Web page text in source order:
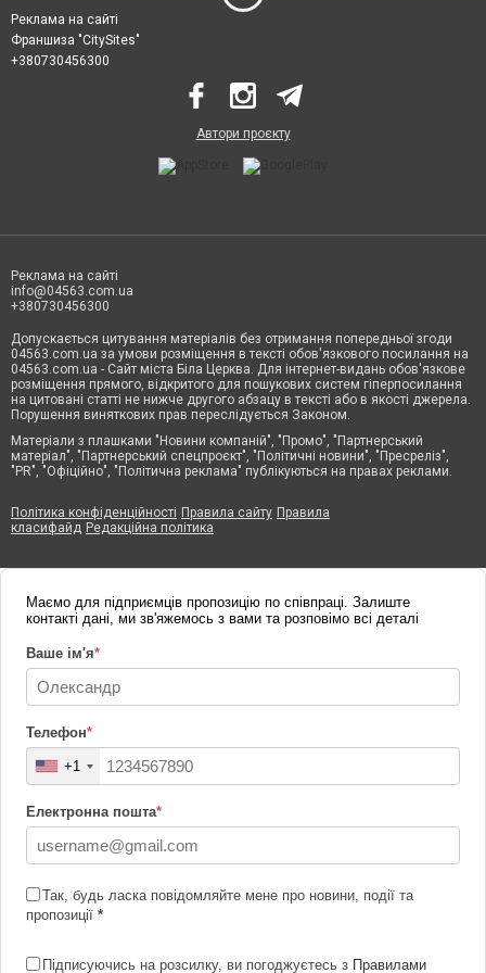
Реклама на сайті
Франшиза "CitySites"
+380730456300
Автори проєкту
Реклама на сайті
info@04563.com.ua
+380730456300
Допускається цитування матеріалів без отримання попередньої згоди
04563.com.ua за умови розміщення в тексті обов'язкового посилання на
04563.com.ua - Сайт міста Біла Церква. Для інтернет-видань обов'язкове
розміщення прямого, відкритого для пошукових систем гіперпосилання
на цитовані статті не нижче другого абзацу в тексті або в якості джерела.
Порушення виняткових прав переслідується Законом.
Матеріали з плашками "Новини компаній", "Промо", "Партнерський
матеріал", "Партнерський спецпроєкт", "Політичні новини", "Пресреліз",
"PR", "Офіційно", "Політична реклама" публікуються на правах реклами.
Політика конфіденційності Правила сайту Правила
класифайд Редакційна політика
Маємо для підприємців пропозицію по співпраці. Залиште
контакті дані, ми зв'яжемось з вами та розповімо всі деталі
Ваше ім'я*
Телефон*
+1
Електронна пошта*
Так, будь ласка повідомляйте мене про новини, події та
пропозиції *
Підписуючись на розсилку, ви погоджуєтесь з Правилами